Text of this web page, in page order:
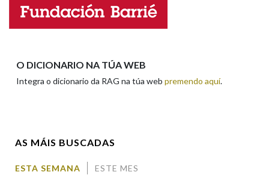
Nome
O DICIONARIO NA TÚA WEB
Integra o dicionario da RAG na túa web premendo aquí.
AS MÁIS BUSCADAS
ESTA SEMANA ESTE MES